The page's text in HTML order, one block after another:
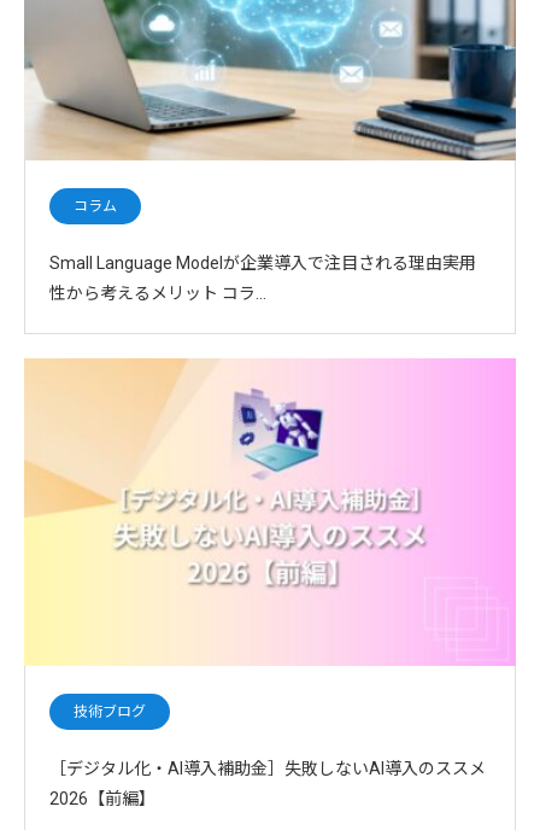
コラム
Small Language Modelが企業導入で注目される理由――実用
性から考えるメリット コラ…
技術ブログ
［デジタル化・AI導入補助金］失敗しないAI導入のススメ
2026【前編】